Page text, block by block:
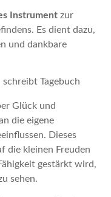
Instrumentzur
Es dient dazu,
und dankbare
Glück und
die eigene
Dieses
die kleinen Freuden
gestärkt wird,
sehen.